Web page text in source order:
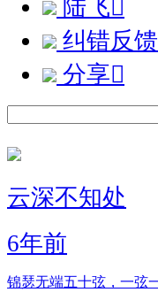
陆飞
纠错反馈
分享
云深不知处
6年前
锦瑟无端五十弦，一弦